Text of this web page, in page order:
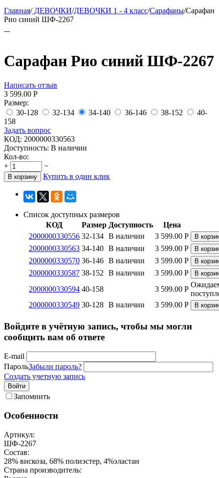
Главная/ДЕВОЧКИ/ДЕВОЧКИ 1 - 4 класс/Сарафаны/Сарафан
Рио синий ШФ-2267
Сарафан Рио синий ШФ-2267
Написать отзыв
3 599.00 Р
Размер:
30-128
32-134 34-140 36-146 38-152
40-
158
Задать вопрос
КОД: 2000000330563
Доступность: В наличии
Кол-во:
+
−
В корзину Купить в один клик
Список доступных размеров
КОД
Размер Доступность
Цена
2000000330556 32-134 В наличии 3 599.00 Р В
2000000330563 34-140 В наличии 3 599.00 Р В
2000000330570 36-146 В наличии 3 599.00 Р В
2000000330587 38-152 В наличии 3 599.00 Р В
2000000330594 40-158 3 599.00 Р
2000000330549 30-128 В наличии 3 599.00 Р В
Войдите в учётную запись, чтобы мы могли
сообщить вам об ответе
E-mail
ПарольЗабыли пароль?
Создать учетную запись
Войти
Запомнить
Особенности
Артикул:
ШФ-2267
Состав:
28% вискоза, 68% полиэстер, 4%эластан
Страна производитель: